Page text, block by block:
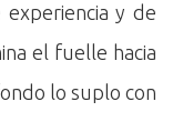
y de
el fuelle hacia
lo suplo con